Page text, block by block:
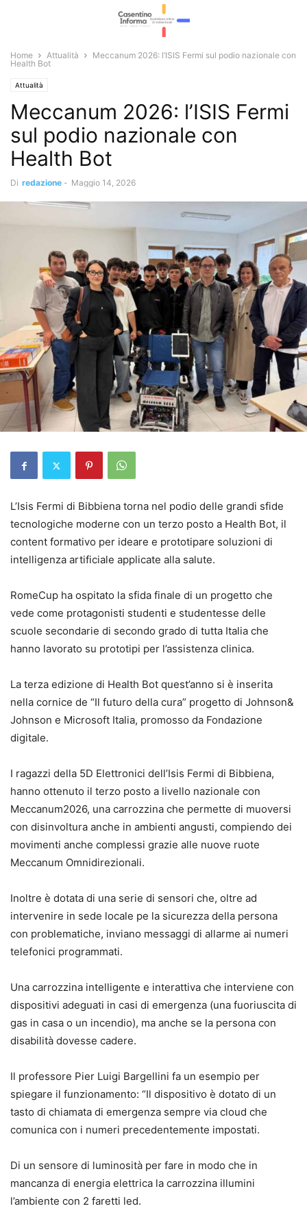
Home Attualità
Meccanum 2026: l’ISIS Fermi sul podio nazionale con
Health Bot
Attualità
Meccanum 2026: l’ISIS Fermi
sul podio nazionale con
Health Bot
Di redazione - Maggio 14, 2026
L’Isis Fermi di Bibbiena torna nel podio delle grandi sfide
tecnologiche moderne con un terzo posto a Health Bot, il
content formativo per ideare e prototipare soluzioni di
intelligenza artificiale applicate alla salute.
RomeCup ha ospitato la sfida finale di un progetto che
vede come protagonisti studenti e studentesse delle
scuole secondarie di secondo grado di tutta Italia che
hanno lavorato su prototipi per l’assistenza clinica.
La terza edizione di Health Bot quest’anno si è inserita
nella cornice de “Il futuro della cura” progetto di Johnson&
Johnson e Microsoft Italia, promosso da Fondazione
digitale.
I ragazzi della 5D Elettronici dell’Isis Fermi di Bibbiena,
hanno ottenuto il terzo posto a livello nazionale con
Meccanum2026, una carrozzina che permette di muoversi
con disinvoltura anche in ambienti angusti, compiendo dei
movimenti anche complessi grazie alle nuove ruote
Meccanum Omnidirezionali.
Inoltre è dotata di una serie di sensori che, oltre ad
intervenire in sede locale pe la sicurezza della persona
con problematiche, inviano messaggi di allarme ai numeri
telefonici programmati.
Una carrozzina intelligente e interattiva che interviene con
dispositivi adeguati in casi di emergenza (una fuoriuscita di
gas in casa o un incendio), ma anche se la persona con
disabilità dovesse cadere.
Il professore Pier Luigi Bargellini fa un esempio per
spiegare il funzionamento: “Il dispositivo è dotato di un
tasto di chiamata di emergenza sempre via cloud che
comunica con i numeri precedentemente impostati.
Di un sensore di luminosità per fare in modo che in
mancanza di energia elettrica la carrozzina illumini
l’ambiente con 2 faretti led.